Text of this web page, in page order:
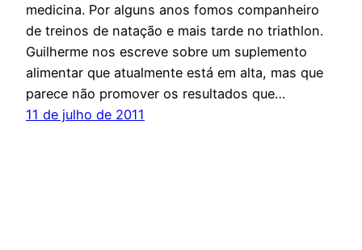
medicina. Por alguns anos fomos companheiro
de treinos de natação e mais tarde no triathlon.
Guilherme nos escreve sobre um suplemento
alimentar que atualmente está em alta, mas que
parece não promover os resultados que…
11 de julho de 2011